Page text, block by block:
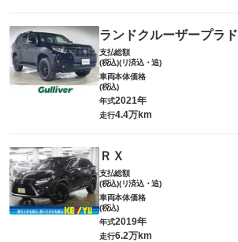
ランドクルーザープラド
支払総額
(税込)(リ済込・追)
車両本体価格
(税込)
年式2021年
走行4.4万km
ＲＸ
支払総額
(税込)(リ済込・追)
車両本体価格
(税込)
年式2019年
走行6.2万km